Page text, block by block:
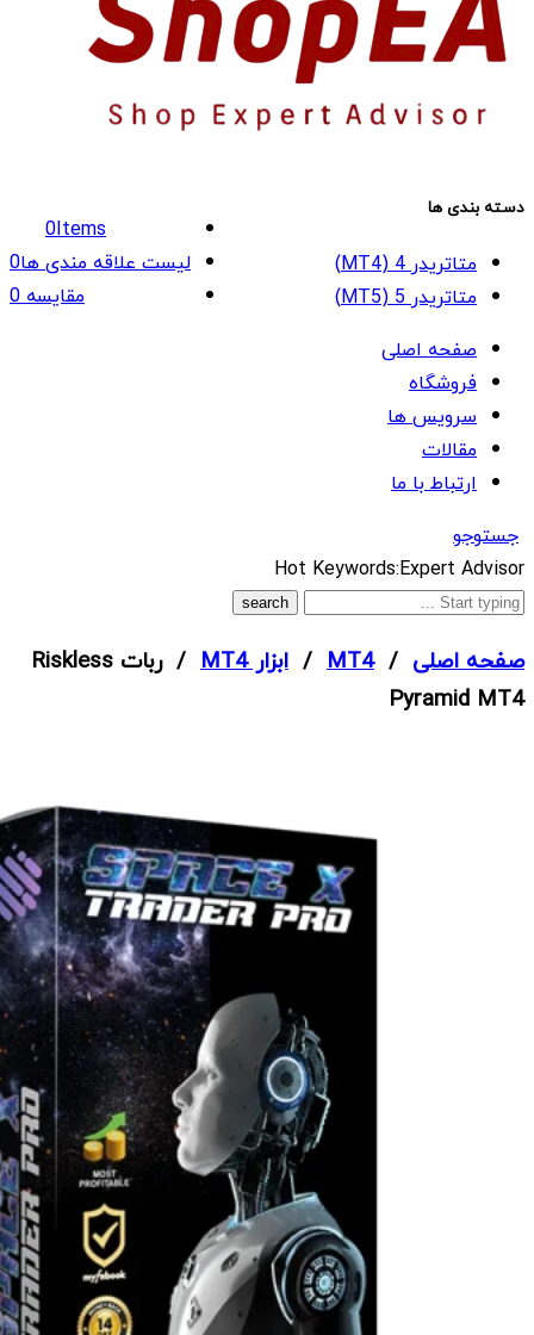
0Items
لیست علاقه مندی ها0
مقایسه0
دسته بندی ها
متاتریدر 4 (MT4)
متاتریدر 5 (MT5)
صفحه اصلی
فروشگاه
سرویس ها
مقالات
ارتباط با ما
جستوجو
What
are
looking
for?
Hot Keywords:Expert Advisor
صفحه اصلی /
MT4
/ ابزار MT4
/ ربات Riskless
Pyramid MT4